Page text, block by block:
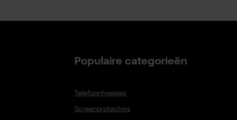
Populaire categorieën
Telefoonhoesjes
Screenprotectors